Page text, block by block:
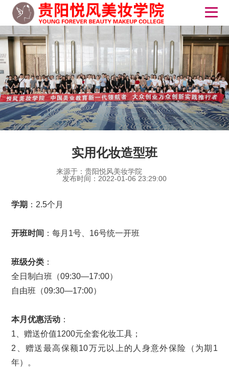
实用化妆造型班
来源于：贵阳悦风美妆学院
发布时间：2022-01-06 23:29:00
学期 ：2.5个月
开班时间 ：每月1号、16号统一开班
班级分类 ：
全日制白班（09:30—17:00）
自由班（09:30—17:00）
本月优惠活动 ：
1、赠送价值1200元全套化妆工具；
2、赠送最高保额10万元以上的人身意外保险（为期1
年）。